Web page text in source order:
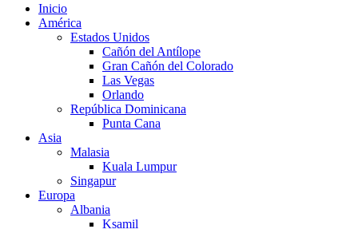
Inicio
América
Estados Unidos
Cañón del Antílope
Gran Cañón del Colorado
Las Vegas
Orlando
República Dominicana
Punta Cana
Asia
Malasia
Kuala Lumpur
Singapur
Europa
Albania
Ksamil